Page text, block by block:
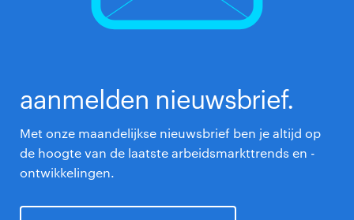
aanmelden nieuwsbrief.
Met onze maandelijkse nieuwsbrief ben je altijd op
de hoogte van de laatste arbeidsmarkttrends en -
ontwikkelingen.